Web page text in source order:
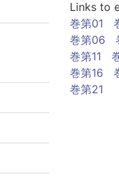
Links to
巻第01
巻第06
巻第11
巻第16
巻第21